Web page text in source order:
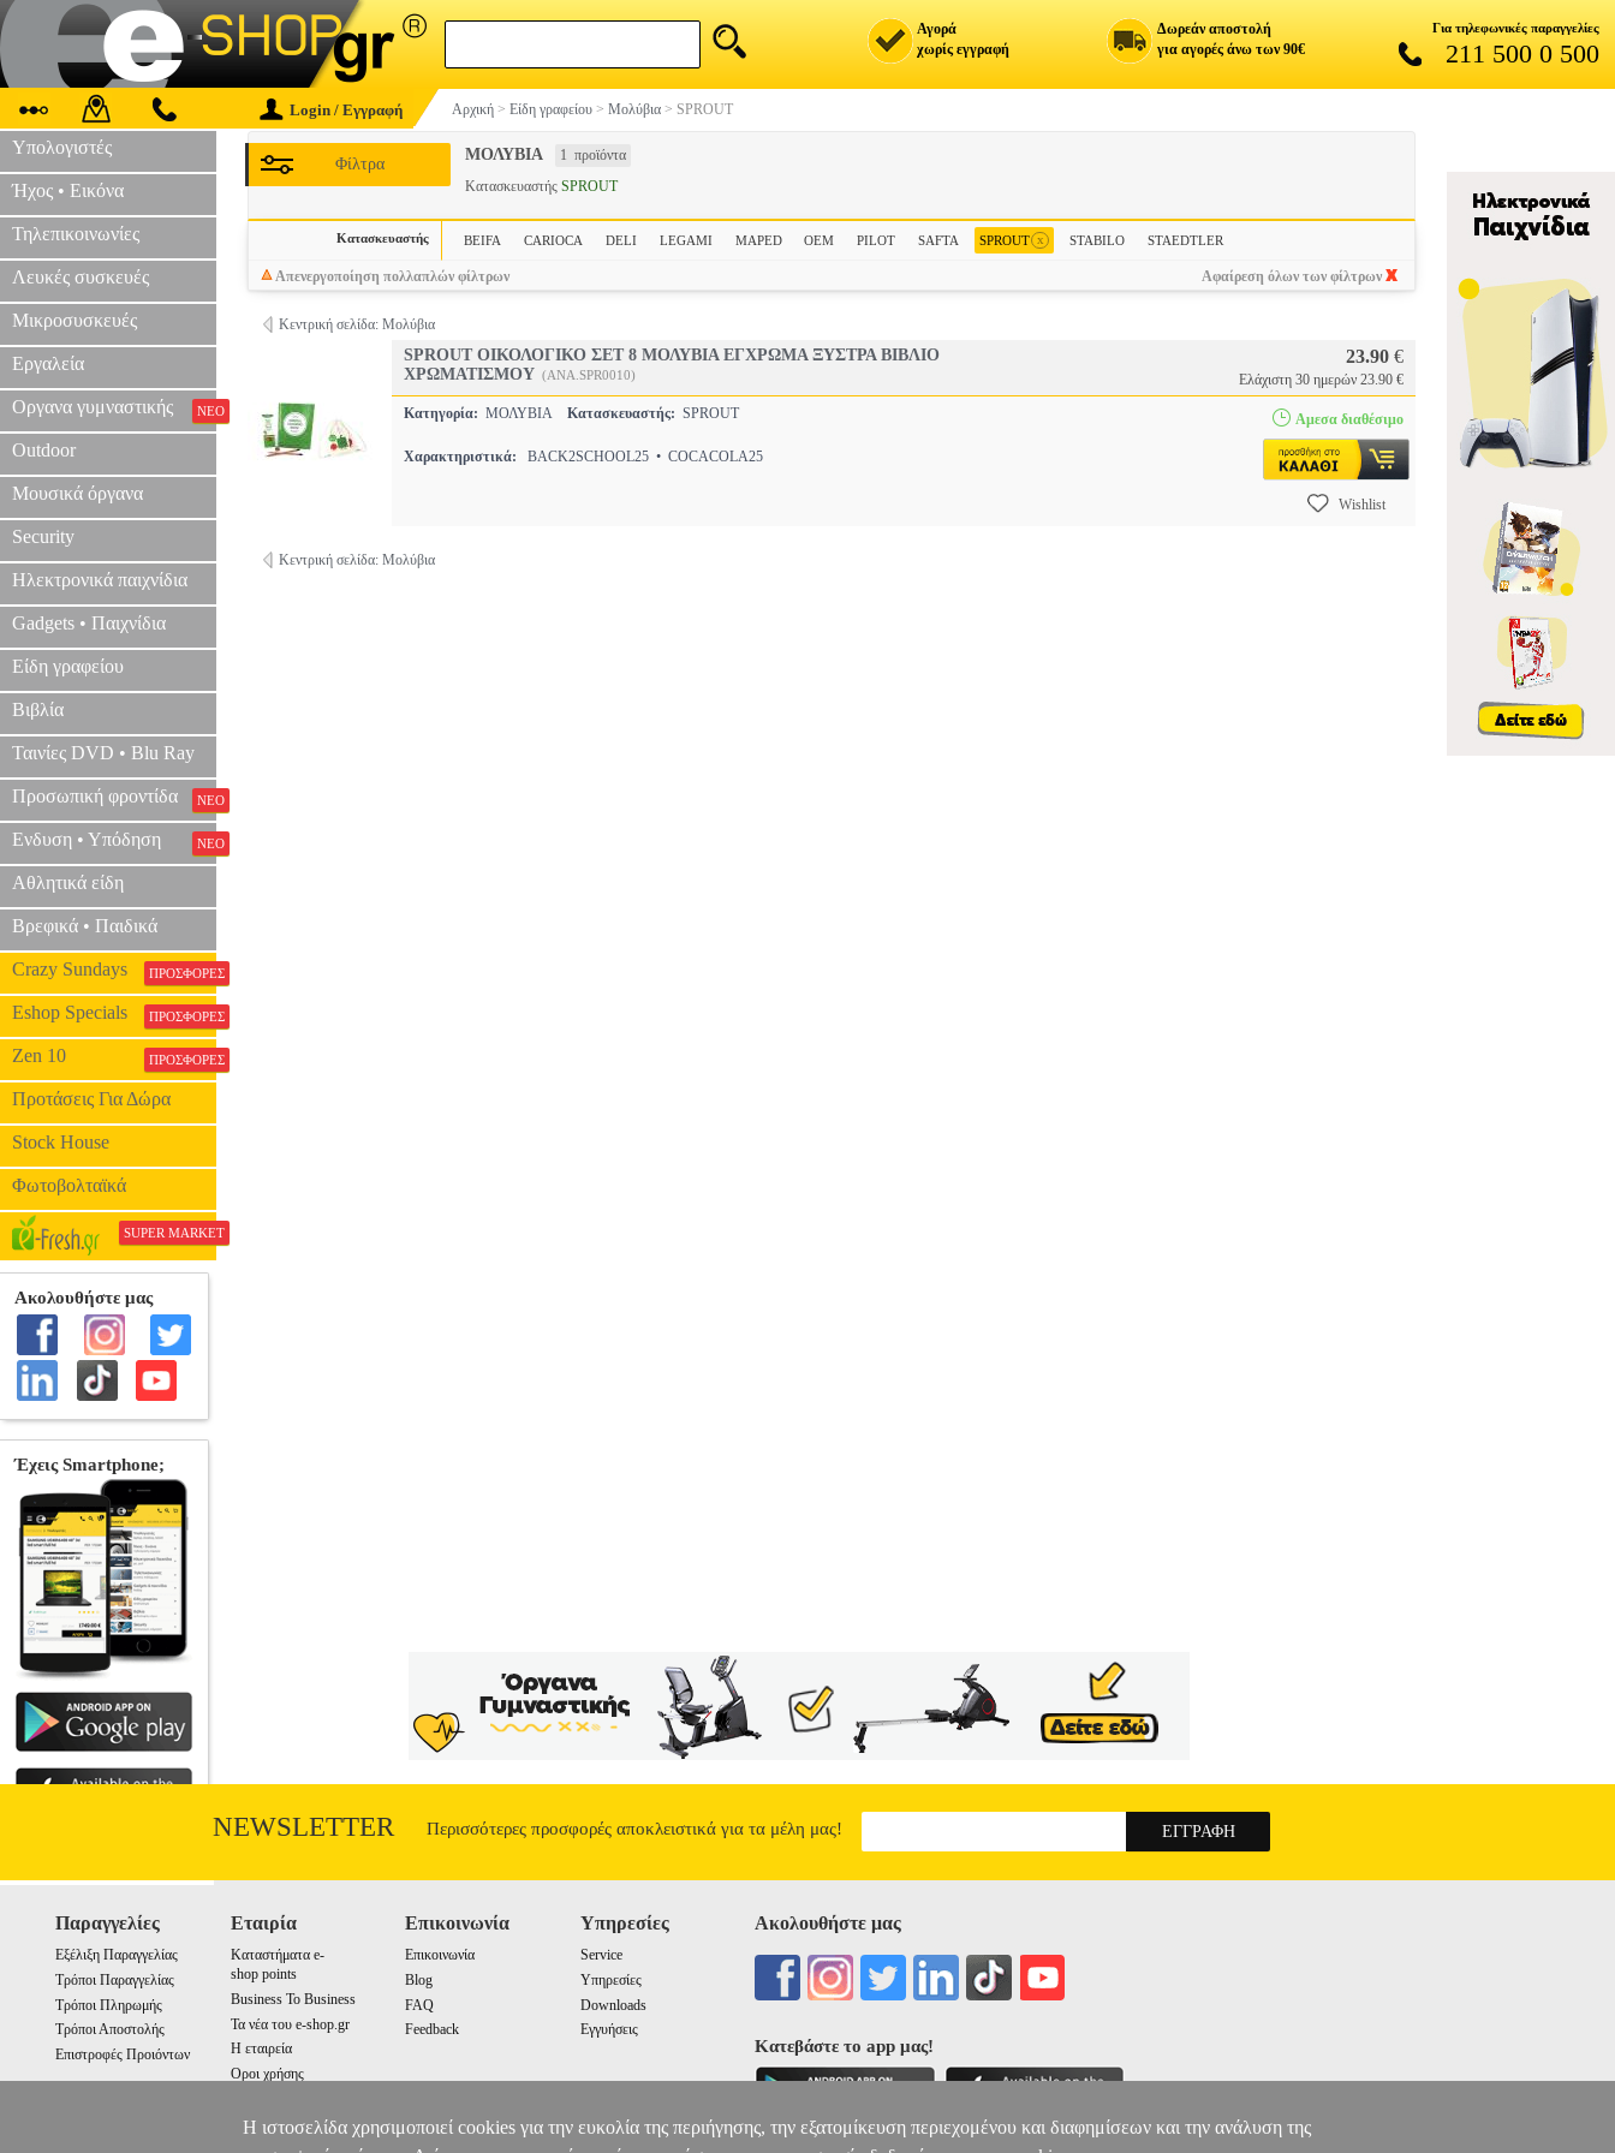
Αγορά
χωρίς εγγραφή
Δωρεάν αποστολή
για αγορές άνω των 90€
Για τηλεφωνικές παραγγελίες
211 500 0 500
Login / Εγγραφή Αρχική > Είδη γραφείου > Μολύβια > SPROUT
Υπολογιστές
Ήχος • Εικόνα
Τηλεπικοινωνίες
Λευκές συσκευές
Μικροσυσκευές
Εργαλεία
Οργανα γυμναστικής ΝΕΟ
Outdoor
Μουσικά όργανα
Security
Ηλεκτρονικά παιχνίδια
Gadgets • Παιχνίδια
Είδη γραφείου
Βιβλία
Ταινίες DVD • Blu Ray
Προσωπική φροντίδα ΝΕΟ
Ενδυση • Υπόδηση ΝΕΟ
Αθλητικά είδη
Βρεφικά • Παιδικά
Crazy Sundays ΠΡΟΣΦΟΡΕΣ
Eshop Specials ΠΡΟΣΦΟΡΕΣ
Zen 10 ΠΡΟΣΦΟΡΕΣ
Προτάσεις Για Δώρα
Stock House
Φωτοβολταϊκά
SUPER MARKET
ΜΟΛΥΒΙΑ 1 προϊόντα
Φίλτρα
Κατασκευαστής SPROUT
Κατασκευαστής BEIFA CARIOCA DELI LEGAMI MAPED OEM PILOT SAFTA SPROUT x STABILO STAEDTLER
Απενεργοποίηση πολλαπλών φίλτρων Αφαίρεση όλων των φίλτρων
Κεντρική σελίδα: Μολύβια
SPROUT ΟΙΚΟΛΟΓΙΚΟ ΣΕΤ 8 ΜΟΛΥΒΙΑ ΕΓΧΡΩΜΑ ΞΥΣΤΡΑ ΒΙΒΛΙΟ
ΧΡΩΜΑΤΙΣΜΟΥ (ANA.SPR0010)
23.90 €
Ελάχιστη 30 ημερών 23.90 €
Κατηγορία: ΜΟΛΥΒΙΑ Κατασκευαστής: SPROUT
Χαρακτηριστικά: BACK2SCHOOL25 • COCACOLA25
Αμεσα διαθέσιμο
Wishlist
Κεντρική σελίδα: Μολύβια
NEWSLETTER Περισσότερες προσφορές αποκλειστικά για τα μέλη μας!
Παραγγελίες
Εξέλιξη Παραγγελίας
Τρόποι Παραγγελίας
Τρόποι Πληρωμής
Τρόποι Αποστολής
Επιστροφές Προιόντων
Εταιρία
Καταστήματα e-
shop points
Business To Business
Τα νέα του e-shop.gr
Η εταιρεία
Οροι χρήσης
Επικοινωνία
Επικοινωνία
Blog
FAQ
Feedback
Υπηρεσίες
Service
Υπηρεσίες
Downloads
Εγγυήσεις
Ακολουθήστε μας
Κατεβάστε το app μας!
Η ιστοσελίδα χρησιμοποιεί cookies για την ευκολία της περιήγησης, την εξατομίκευση περιεχομένου και διαφημίσεων και την ανάλυση της